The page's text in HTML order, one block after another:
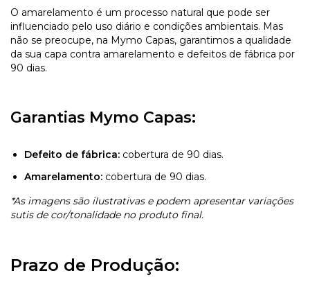
O amarelamento é um processo natural que pode ser
influenciado pelo uso diário e condições ambientais. Mas
não se preocupe, na Mymo Capas, garantimos a qualidade
da sua capa contra amarelamento e defeitos de fábrica por
90 dias.
Garantias Mymo Capas:
Defeito de fábrica: cobertura de 90 dias.
Amarelamento: cobertura de 90 dias.
*As imagens são ilustrativas e podem apresentar variações
sutis de cor/tonalidade no produto final.
Prazo de Produção: